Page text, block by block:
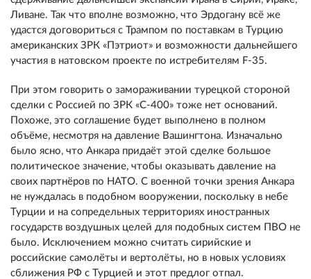
Ливане. Так что вполне возможно, что Эрдогану всё же
удастся договориться с Трампом по поставкам в Турцию
американских ЗРК «Пэтриот» и возможности дальнейшего
участия в натовском проекте по истребителям F-35.
При этом говорить о замораживании турецкой стороной
сделки с Россией по ЗРК «С-400» тоже нет оснований.
Похоже, это соглашение будет выполнено в полном
объёме, несмотря на давление Вашингтона. Изначально
было ясно, что Анкара придаёт этой сделке большое
политическое значение, чтобы оказывать давление на
своих партнёров по НАТО. С военной точки зрения Анкара
не нуждалась в подобном вооружении, поскольку в небе
Турции и на сопредельных территориях иностранных
государств воздушных целей для подобных систем ПВО не
было. Исключением можно считать сирийские и
российские самолёты и вертолёты, но в новых условиях
сближения РФ с Турцией и этот предлог отпал.